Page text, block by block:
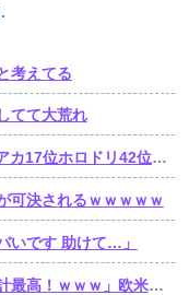
考えてる
てて大荒れ
【アイマスセルラン】3位FGO10位ブルアカ17位ホロドリ42位スタレ103位学マス240位シャニソン449位シャニマス489位デレステ490位ミリシタ
可決されるｗｗｗｗｗ
いです 助けて…」
【画像】日本の富豪「数千万円する腕時計最高！ｗｗｗ」欧米の大富豪「…」